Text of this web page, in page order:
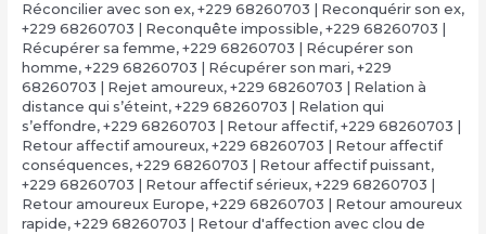
Réconcilier avec son ex, +229 68260703 | Reconquérir son ex,
+229 68260703 | Reconquête impossible, +229 68260703 |
Récupérer sa femme, +229 68260703 | Récupérer son
homme, +229 68260703 | Récupérer son mari, +229
68260703 | Rejet amoureux, +229 68260703 | Relation à
distance qui s’éteint, +229 68260703 | Relation qui
s’effondre, +229 68260703 | Retour affectif, +229 68260703 |
Retour affectif amoureux, +229 68260703 | Retour affectif
conséquences, +229 68260703 | Retour affectif puissant,
+229 68260703 | Retour affectif sérieux, +229 68260703 |
Retour amoureux Europe, +229 68260703 | Retour amoureux
rapide, +229 68260703 | Retour d'affection avec clou de